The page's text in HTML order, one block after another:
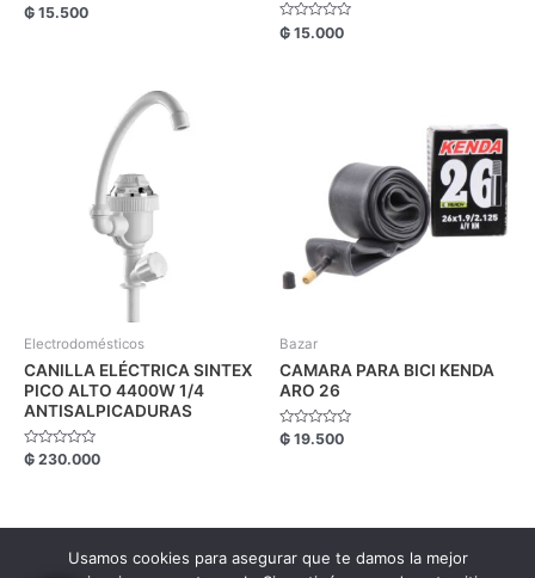
Valorado
con
₲ 15.500
Valorado
con
₲ 15.000
Electrodomésticos
CANILLA ELÉCTRICA SINTEX
PICO ALTO 4400W 1/4
ANTISALPICADURAS
Valorado
con
₲ 230.000
Bazar
CAMARA PARA BICI KENDA
ARO 26
Valorado
con
₲ 19.500
Copyright FM Comercial © 2026.
Usamos cookies para asegurar que te damos la mejor